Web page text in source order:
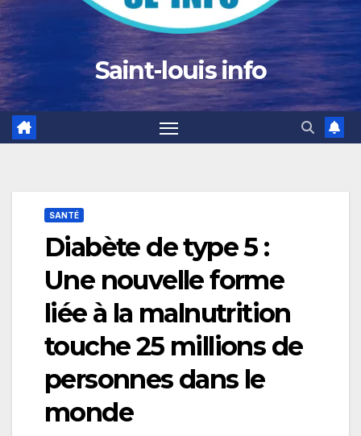
Saint-louis info
SANTÉ
Diabète de type 5 :
Une nouvelle forme
liée à la malnutrition
touche 25 millions de
personnes dans le
monde